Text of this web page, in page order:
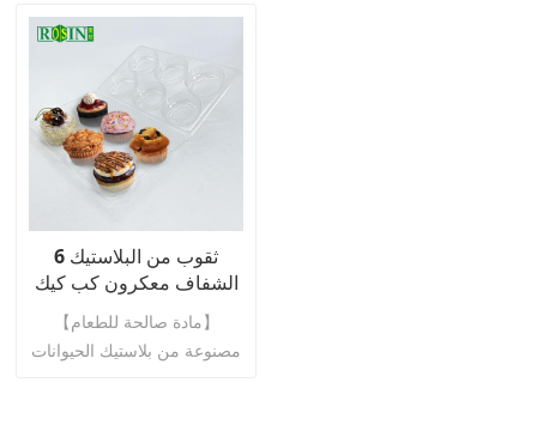
اقرأ أكثر
6 ثقوب من البلاستيك
الشفاف معكرون كب كيك
علبة طعام لتغليف الكب
كيك
【مادة صالحة للطعام】
مصنوعة من بلاستيك الحيوانات